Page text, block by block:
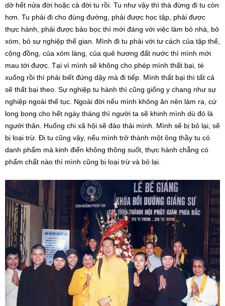
dở hết nửa đời hoặc cả đời tu rồi. Tu như vậy thì thà đừng đi tu còn
hơn. Tu phải đi cho đúng đường, phải được học tập, phải được
thực hành, phải được bảo bọc thì mới đáng với việc làm bỏ nhà, bỏ
xóm, bỏ sự nghiệp thế gian. Mình đi tu phải với tư cách của tập thể,
cộng đồng, của xóm làng, của quê hương đất nước thì mình mới
mau tới được. Tại vì mình sẽ không cho phép mình thất bại, té
xuống rồi thì phải biết đứng dậy mà đi tiếp. Mình thất bại thì tất cả
sẽ thất bại theo. Sự nghiệp tu hành thì cũng giống y chang như sự
nghiệp ngoài thế tục. Ngoài đời nếu mình không ăn nên làm ra, cứ
long bong cho hết ngày tháng thì người ta sẽ khinh mình dù đó là
người thân. Huống chi xã hội sẽ đào thải mình. Mình sẽ bị bỏ lại, sẽ
bị loại trừ. Đi tu cũng vậy, nếu mình trở thành một ông thầy tu có
danh phẩm mà kinh điển không thông suốt, thực hành chẳng có
phẩm chất nào thì mình cũng bị loại trừ và bỏ lại.